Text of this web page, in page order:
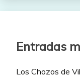
Entradas
Los Chozos de